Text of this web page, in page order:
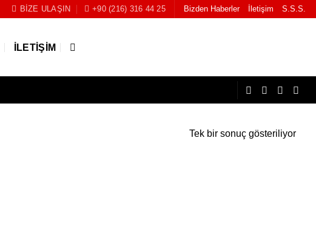
BIZE ULAŞIN +90 (216) 316 44 25 Bizden Haberler İletişim S.S.S.
İLETIŞIM
Tek bir sonuç gösteriliyor